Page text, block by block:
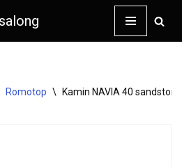
Romotop \ Kamin NAVIA 40